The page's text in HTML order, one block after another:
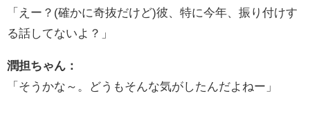
「えー？(確かに奇抜だけど)彼、特に今年、振り付けす
る話してないよ？」
潤担ちゃん：
「そうかな～。どうもそんな気がしたんだよねー」